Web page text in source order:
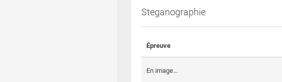
Steganographie
Épreuve
En image...